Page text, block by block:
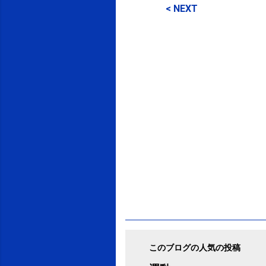
メ
< NEXT
このブログの人気の投稿